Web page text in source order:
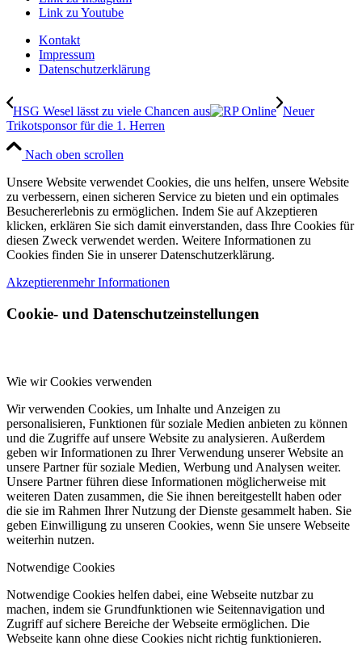
Link zu Youtube
Kontakt
Impressum
Datenschutzerklärung
HSG Wesel lässt zu viele Chancen aus
Neuer
Trikotsponsor für die 1. Herren
Nach oben scrollen
Unsere Website verwendet Cookies, die uns helfen, unsere Website
zu verbessern, einen sicheren Service zu bieten und ein optimales
Besuchererlebnis zu ermöglichen. Indem Sie auf Akzeptieren
klicken, erklären Sie sich damit einverstanden, dass Ihre Cookies für
diesen Zweck verwendet werden. Weitere Informationen zu
Cookies finden Sie in unserer Datenschutzerklärung.
Akzeptierenmehr Informationen
Cookie- und Datenschutzeinstellungen
Wie wir Cookies verwenden
Wir verwenden Cookies, um Inhalte und Anzeigen zu
personalisieren, Funktionen für soziale Medien anbieten zu können
und die Zugriffe auf unsere Website zu analysieren. Außerdem
geben wir Informationen zu Ihrer Verwendung unserer Website an
unsere Partner für soziale Medien, Werbung und Analysen weiter.
Unsere Partner führen diese Informationen möglicherweise mit
weiteren Daten zusammen, die Sie ihnen bereitgestellt haben oder
die sie im Rahmen Ihrer Nutzung der Dienste gesammelt haben. Sie
geben Einwilligung zu unseren Cookies, wenn Sie unsere Webseite
weiterhin nutzen.
Notwendige Cookies
Notwendige Cookies helfen dabei, eine Webseite nutzbar zu
machen, indem sie Grundfunktionen wie Seitennavigation und
Zugriff auf sichere Bereiche der Webseite ermöglichen. Die
Webseite kann ohne diese Cookies nicht richtig funktionieren.